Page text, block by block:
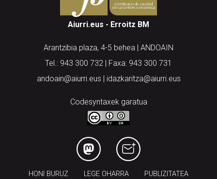
Aiurri.eus - Erroitz BM
Arantzibia plaza, 4-5 behea | ANDOAIN
Tel.: 943 300 732 | Faxa: 943 300 731
andoain@aiurri.eus | idazkaritza@aiurri.eus
Codesyntaxek garatua
HONI BURUZ LEGE OHARRA PUBLIZITATEA